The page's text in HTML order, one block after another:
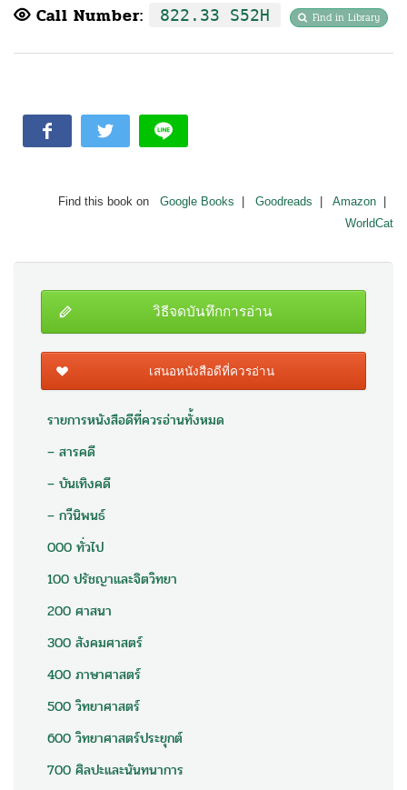
Call Number: 822.33 S52H Find in Library
Find this book on Google Books Goodreads Amazon
WorldCat
วิธีจดบันทึกการอ่าน
เสนอหนังสือดีที่ควรอ่าน
รายการหนังสือดีที่ควรอ่านทั้งหมด
– สารคดี
– บันเทิงคดี
– กวีนิพนธ์
000 ทั่วไป
100 ปรัชญาและจิตวิทยา
200 ศาสนา
300 สังคมศาสตร์
400 ภาษาศาสตร์
500 วิทยาศาสตร์
600 วิทยาศาสตร์ประยุกต์
700 ศิลปะและนันทนาการ